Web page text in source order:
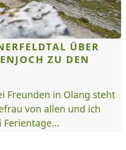
ÜBER
ZU DEN
Freunden in Olang steht
von allen und ich